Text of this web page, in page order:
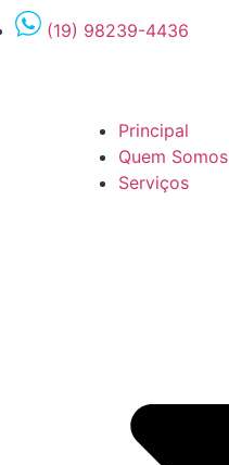
(19) 98239-4436
Principal
Quem Somos
Serviços